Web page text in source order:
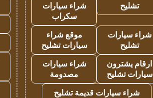
تشليح
شراء سيارات
سكراب
شراء سيارات
تشليح
موقع شراء
سيارات تشليح
ارقام يشترون
سيارات تشليح
شراء سيارات
مصدومة
شراء سيارات قديمة تشليح